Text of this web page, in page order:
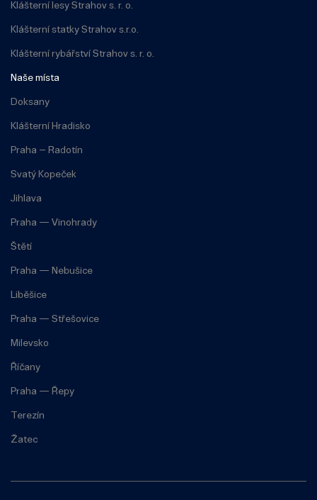
Klášterní lesy Strahov s. r. o.
Klášterní statky Strahov s.r.o.
Klášterní rybářství Strahov s. r. o.
Naše místa
Doksany
Klášterní Hradisko
Praha – Radotín
Svatý Kopeček
Jihlava
Praha — Vinohrady
Štětí
Praha — Nebušice
Liběšice
Praha — Střešovice
Milevsko
Říčany
Praha — Řepy
Terezín
Žatec